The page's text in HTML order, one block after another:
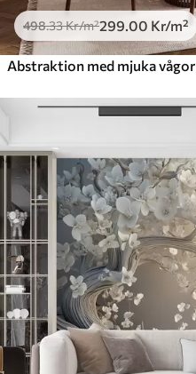
498.33Kr/m²299 .00 Kr/m²
Abstraktion med mjuka vågor